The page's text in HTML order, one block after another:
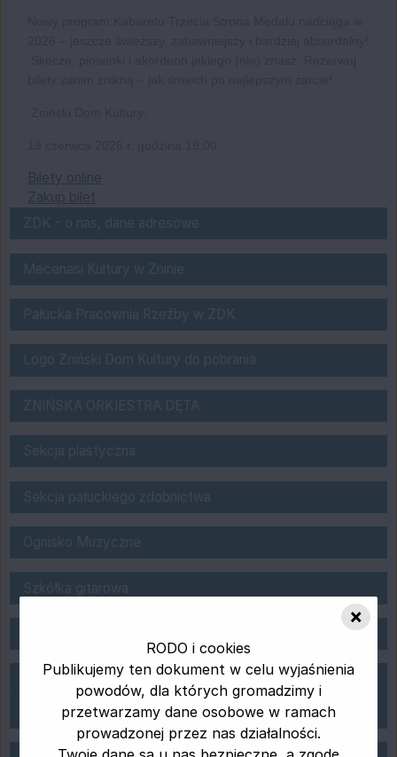
Bilety online
Zakup bilet
o nas
ŻDK - o nas, dane adresowe
Bank Spółdzielczy "Pałuki" w Żninie
Mecenasi Kultury w Żninie
Pałucka Pracownia Rzeźby w Żnińskim
Pałucka Pracownia Rzeźby w ŻDK
logo do pobrania
Logo Żniński Dom Kultury do pobrania
ŻNIŃSKA ORKIESTRA DĘTA
ŻNIŃSKA ORKIESTRA DĘTA
Sekcja plastyczna ŻDK
Sekcja plastyczna
Sekcja Origami
Sekcja pałuckiego zdobnictwa
Ognisko Muzyczne
Ognisko Muzyczne
Szkółka gitarowa
Szkółka gitarowa
Zespoły w ŻDK
Zespół "Czerwone Róże"
Zespół wokalny " JAŚMIN"
Sekcja saksofonu
×
RODO i cookies
Publikujemy ten dokument w celu wyjaśnienia
powodów, dla których gromadzimy i
przetwarzamy dane osobowe w ramach
prowadzonej przez nas działalności.